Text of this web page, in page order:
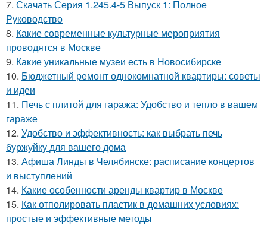
7. Скачать Серия 1.245.4-5 Выпуск 1: Полное
Руководство
8. Какие современные культурные мероприятия
проводятся в Москве
9. Какие уникальные музеи есть в Новосибирске
10. Бюджетный ремонт однокомнатной квартиры: советы
и идеи
11. Печь с плитой для гаража: Удобство и тепло в вашем
гараже
12. Удобство и эффективность: как выбрать печь
буржуйку для вашего дома
13. Афиша Линды в Челябинске: расписание концертов
и выступлений
14. Какие особенности аренды квартир в Москве
15. Как отполировать пластик в домашних условиях:
простые и эффективные методы